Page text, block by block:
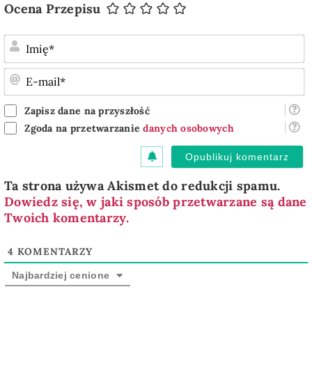
Ocena Przepisu
Zapisz dane na przyszłość
Zgoda na przetwarzaniedanych osobowych
Ta strona używa Akismet do redukcji spamu.
Dowiedz się, w jaki sposób przetwarzane są dane
Twoich komentarzy.
4 KOMENTARZY
Najbardziej cenione